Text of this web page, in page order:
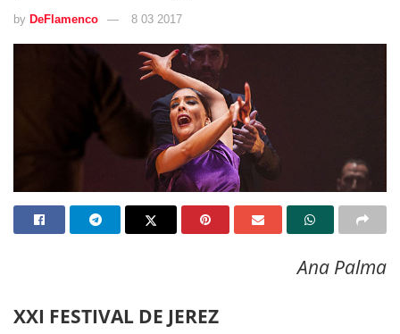
by DeFlamenco 8 03 2017
Ana Palma
XXI FESTIVAL DE JEREZ